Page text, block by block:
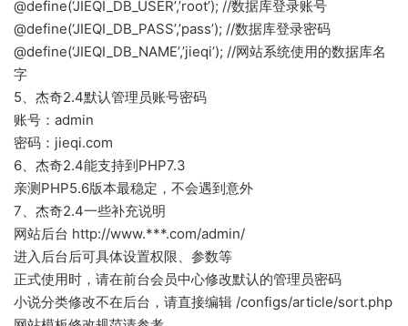
@define(‘JIEQI_DB_USER’,’root’); //数据库登录账号
@define(‘JIEQI_DB_PASS’,’pass’); //数据库登录密码
@define(‘JIEQI_DB_NAME’,’jieqi’); //网站系统使用的数据库名
字
5、杰奇2.4默认管理员账号密码
账号：admin
密码：jieqi.com
6、杰奇2.4能支持到PHP7.3
亲测PHP5.6版本最稳定，不会遇到意外
7、杰奇2.4一些补充说明
网站后台 http://www.***.com/admin/
进入后台后可具体设置权限、参数等
正式使用时，请在前台会员中心修改默认的管理员密码
小说分类修改不在后台，请直接编辑 /configs/article/sort.php